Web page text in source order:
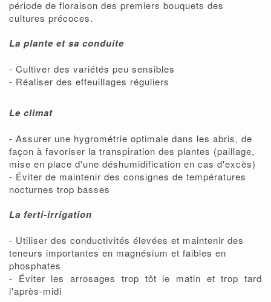
période de floraison des premiers bouquets des
cultures précoces.
La plante et sa conduite
- Cultiver des variétés peu sensibles
- Réaliser des effeuillages réguliers
Le climat
- Assurer une hygrométrie optimale dans les abris, de
façon à favoriser la transpiration des plantes (paillage,
mise en place d'une déshumidification en cas d'excès)
- Éviter de maintenir des consignes de températures
nocturnes trop basses
La ferti-irrigation
- Utiliser des conductivités élevées et maintenir des
teneurs importantes en magnésium et faibles en
phosphates
- Éviter les arrosages trop tôt le matin et trop tard
l'après-midi